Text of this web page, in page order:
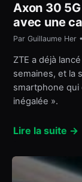
Axon 30
avec une
Par Guillaume Her
ZTE a déjà
semaines, et la
smartphone qui
inégalée ».
Lire la suite →